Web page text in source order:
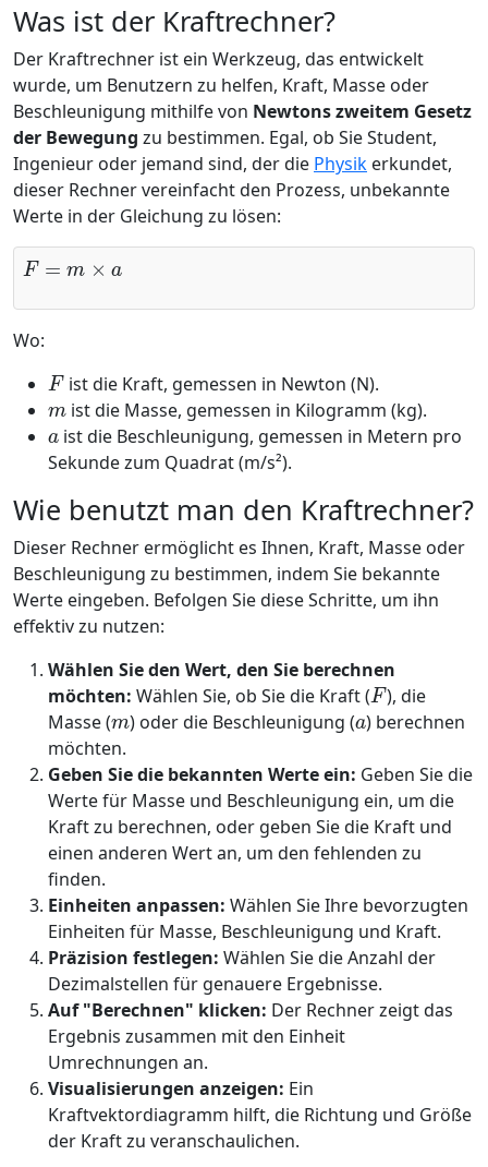
Was ist der Kraftrechner?
Der Kraftrechner ist ein Werkzeug, das entwickelt
wurde, um Benutzern zu helfen, Kraft, Masse oder
Beschleunigung mithilfe von Newtons zweitem Gesetz
der Bewegung zu bestimmen. Egal, ob Sie Student,
Ingenieur oder jemand sind, der die Physik erkundet,
dieser Rechner vereinfacht den Prozess, unbekannte
Werte in der Gleichung zu lösen:
F=m×a
Wo:
F
ist die Kraft, gemessen in Newton (N).
m
ist die Masse, gemessen in Kilogramm (kg).
a
ist die Beschleunigung, gemessen in Metern pro
Sekunde zum Quadrat (m/s²).
Wie benutzt man den Kraftrechner?
Dieser Rechner ermöglicht es Ihnen, Kraft, Masse oder
Beschleunigung zu bestimmen, indem Sie bekannte
Werte eingeben. Befolgen Sie diese Schritte, um ihn
effektiv zu nutzen:
Wählen Sie den Wert, den Sie berechnen
möchten: Wählen Sie, ob Sie die Kraft (
F
), die
Masse (
m
) oder die Beschleunigung (
a
) berechnen
möchten.
Geben Sie die bekannten Werte ein: Geben Sie die
Werte für Masse und Beschleunigung ein, um die
Kraft zu berechnen, oder geben Sie die Kraft und
einen anderen Wert an, um den fehlenden zu
finden.
Einheiten anpassen: Wählen Sie Ihre bevorzugten
Einheiten für Masse, Beschleunigung und Kraft.
Präzision festlegen: Wählen Sie die Anzahl der
Dezimalstellen für genauere Ergebnisse.
Auf "Berechnen" klicken: Der Rechner zeigt das
Ergebnis zusammen mit den Einheit
Umrechnungen an.
Visualisierungen anzeigen: Ein
Kraftvektordiagramm hilft, die Richtung und Größe
der Kraft zu veranschaulichen.